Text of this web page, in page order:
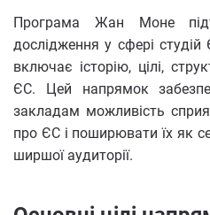
Програма Жан Моне
дослідження у сфері
включає історію, цілі,
ЄС. Цей напрямок
закладам можливість
про ЄС і поширювати їх як
ширшої аудиторії.